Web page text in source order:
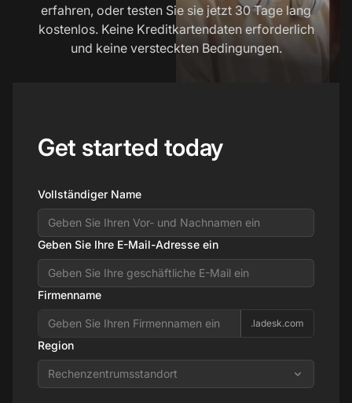
erfahren, oder testen Sie sie jetzt 30 Tage lang
kostenlos. Keine Kreditkartendaten erforderlich
und keine versteckten Bedingungen.
Get started today
Vollständiger Name
Geben Sie Ihre E-Mail-Adresse ein
Firmenname
.ladesk.com
Region
Rechenzentrumsstandort